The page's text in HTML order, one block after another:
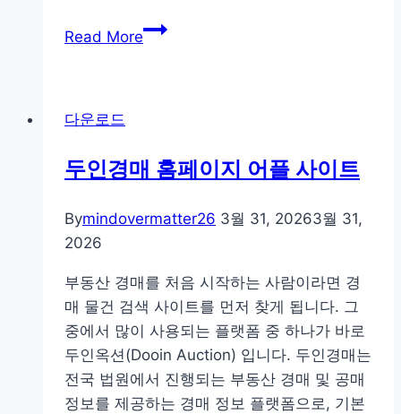
Read More어
뷰
다
드
다운로드
두인경매 홈페이지 어플 사이트
Bymindovermatter26 3월 31, 20263월 31,
2026
부동산 경매를 처음 시작하는 사람이라면 경
매 물건 검색 사이트를 먼저 찾게 됩니다. 그
중에서 많이 사용되는 플랫폼 중 하나가 바로
두인옥션(Dooin Auction) 입니다. 두인경매는
전국 법원에서 진행되는 부동산 경매 및 공매
정보를 제공하는 경매 정보 플랫폼으로, 기본